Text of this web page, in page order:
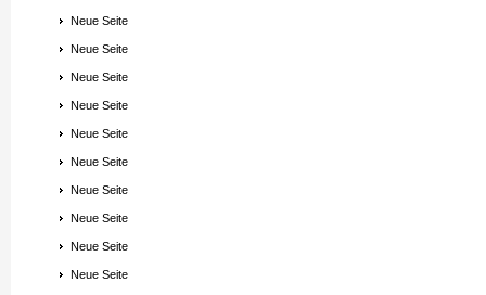
Neue Seite
Neue Seite
Neue Seite
Neue Seite
Neue Seite
Neue Seite
Neue Seite
Neue Seite
Neue Seite
Neue Seite